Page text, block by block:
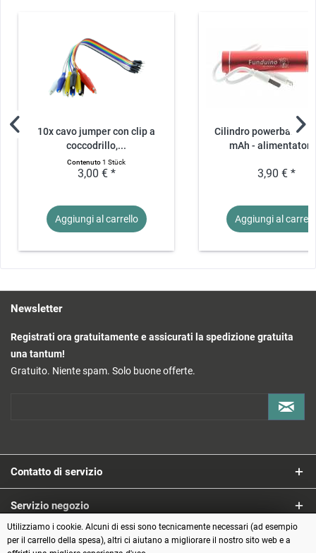
10x cavo jumper con clip a
coccodrillo,...
Contenuto1 Stück
3,00 € *
Aggiungi al carrello
Cilindro powerbank
mAh -
3,90 € *
Aggiungi al
Newsletter
Registrati ora gratuitamente e assicurati la spedizione gratuita
una tantum!
Gratuito. Niente spam. Solo buone offerte.
Contatto di servizio
Servizio negozio
Informazioni
Utilizziamo i cookie. Alcuni di essi sono tecnicamente necessari (ad esempio
per il carrello della spesa), altri ci aiutano a migliorare il nostro sito web e a